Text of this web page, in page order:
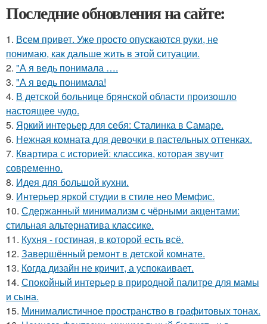
Последние обновления на сайте:
1. Всем привет. Уже просто опускаются руки, не
понимаю, как дальше жить в этой ситуации.
2. "А я ведь понимала ….
3. "А я ведь понимала!
4. В детской больнице брянской области произошло
настоящее чудо.
5. Яркий интерьер для себя: Сталинка в Самаре.
6. Нежная комната для девочки в пастельных оттенках.
7. Квартира с историей: классика, которая звучит
современно.
8. Идея для большой кухни.
9. Интерьер яркой студии в стиле нео Мемфис.
10. Сдержанный минимализм с чёрными акцентами:
стильная альтернатива классике.
11. Кухня - гостиная, в которой есть всё.
12. Завершённый ремонт в детской комнате.
13. Когда дизайн не кричит, а успокаивает.
14. Спокойный интерьер в природной палитре для мамы
и сына.
15. Минималистичное пространство в графитовых тонах.